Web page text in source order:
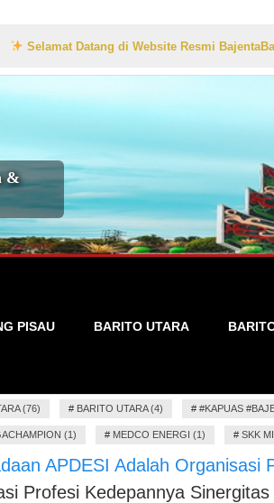
Datang di Website Resmi
&
PISAU BARITO UTARA
(76) # BARITO UTARA (4) # #KAPUAS
(1) # MEDCO ENERGI (1) # SKK
APDESI Adalah Organisasi
Profesi Kedepannya Sinergitas